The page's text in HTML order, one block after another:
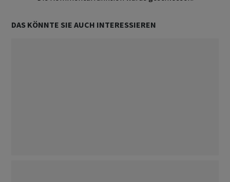
DAS KÖNNTE SIE AUCH INTERESSIEREN